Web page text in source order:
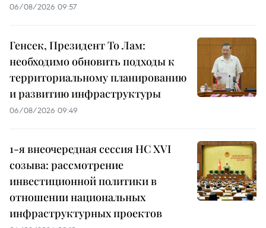
06/08/2026 09:57
Генсек, Президент То Лам:
необходимо обновить подходы к
территориальному планированию
и развитию инфраструктуры
06/08/2026 09:49
1-я внеочередная сессия НС XVI
созыва: рассмотрение
инвестиционной политики в
отношении национальных
инфраструктурных проектов